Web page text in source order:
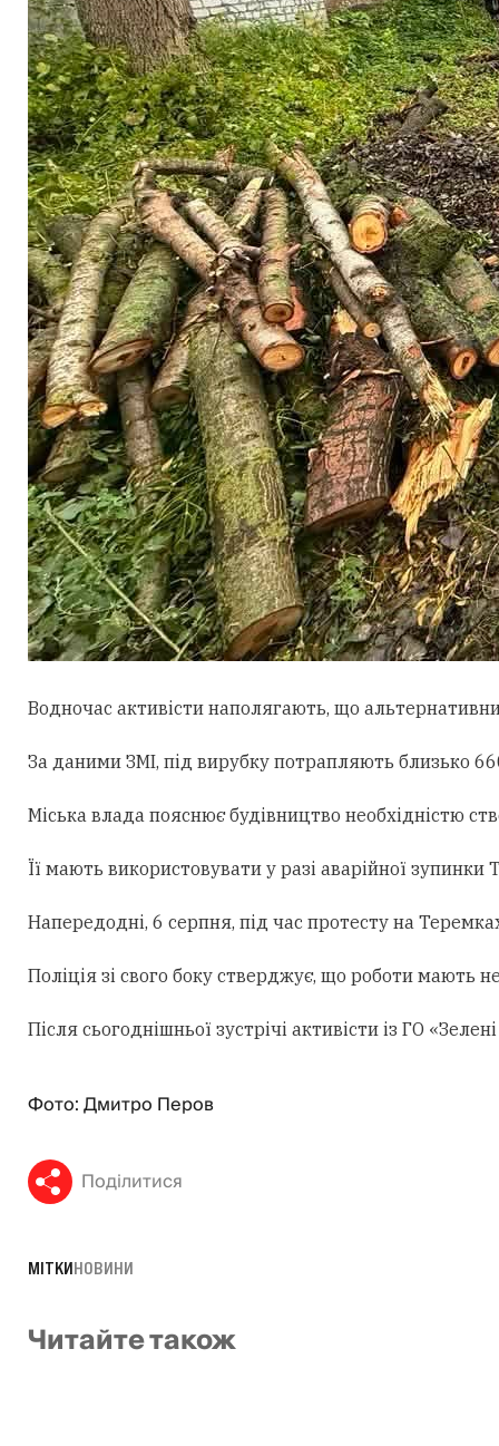
Водночас активісти наполягають, що
За даними ЗМІ, під вирубку потрапляють близько
Міська влада пояснює будівництво необхідністю
Її мають використовувати у разі аварійної
Напередодні, 6 серпня, під час протесту на
Поліція зі свого боку стверджує, що роботи мають
Після сьогоднішньої зустрічі активісти із ГО
Фото: Дмитро Перов
Поділитися
МІТКИНОВИНИ
Читайте також